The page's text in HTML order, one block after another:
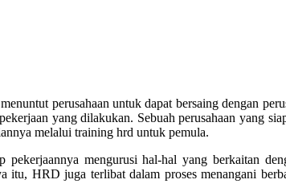
perusahaan untuk dapat bersaing dengan
yang dilakukan. Sebuah perusahaan yang
melalui training hrd untuk pemula.
mengurusi hal-hal yang berkaitan
HRD juga terlibat dalam proses menangani